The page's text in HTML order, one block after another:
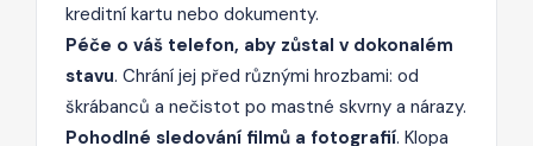
kreditní kartu nebo dokumenty.
Péče o váš telefon, aby zůstal v dokonalém
stavu. Chrání jej před různými hrozbami: od
škrábanců a nečistot po mastné skvrny a nárazy.
Pohodlné sledování filmů a fotografií. Klopa